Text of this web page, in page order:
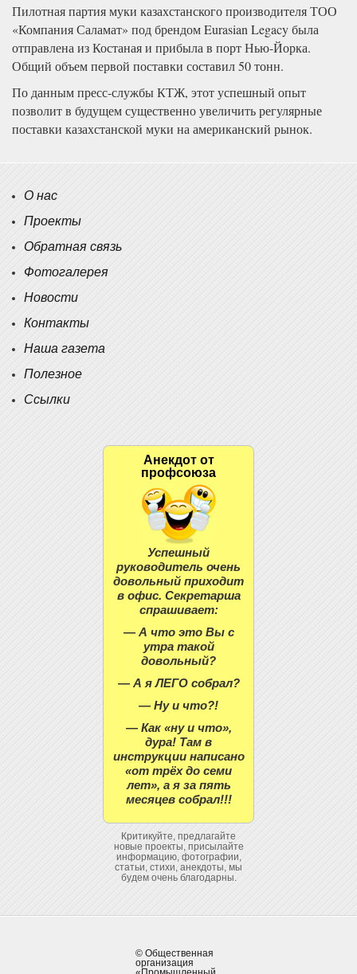
Пилотная партия муки казахстанского производителя ТОО
«Компания Саламат» под брендом Eurasian Legacy была
отправлена из Костаная и прибыла в порт Нью-Йорка.
Общий объем первой поставки составил 50 тонн.
По данным пресс-службы КТЖ, этот успешный опыт
позволит в будущем существенно увеличить регулярные
поставки казахстанской муки на американский рынок.
О нас
Проекты
Обратная связь
Фотогалерея
Новости
Контакты
Наша газета
Полезное
Ссылки
Анекдот от
профсоюза
Успешный
руководитель очень
довольный приходит
в офис. Секретарша
спрашивает:
— А что это Вы с
утра такой
довольный?
— А я ЛЕГО собрал?
— Ну и что?!
— Как «ну и что»,
дура! Там в
инструкции написано
«от трёх до семи
лет», а я за пять
месяцев собрал!!!
Критикуйте, предлагайте
новые проекты, присылайте
информацию, фотографии,
статьи, стихи, анекдоты, мы
будем очень благодарны.
© Общественная
организация